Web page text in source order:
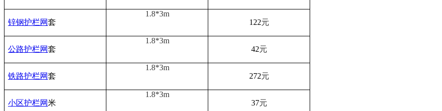
锌钢护栏网套
1.8*3m
122元
公路护栏网套
1.8*3m
42元
铁路护栏网套
1.8*3m
272元
小区护栏网米
1.8*3m
37元